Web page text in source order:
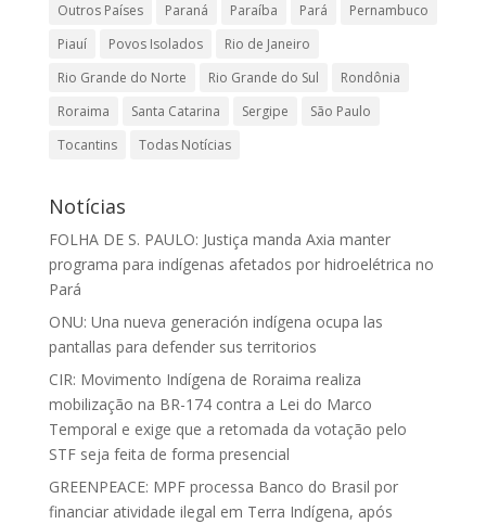
Outros Países
Paraná Paraíba Pará
Pernambuco
Piauí
Povos Isolados
Rio de Janeiro
Rio Grande do Norte
Rio Grande do Sul
Rondônia
Roraima
Santa Catarina Sergipe
São Paulo
Tocantins
Todas Notícias
Notícias
FOLHA DE S. PAULO: Justiça manda Axia manter
programa para indígenas afetados por hidroelétrica no
Pará
ONU: Una nueva generación indígena ocupa las
pantallas para defender sus territorios
CIR: Movimento Indígena de Roraima realiza
mobilização na BR-174 contra a Lei do Marco
Temporal e exige que a retomada da votação pelo
STF seja feita de forma presencial
GREENPEACE: MPF processa Banco do Brasil por
financiar atividade ilegal em Terra Indígena, após